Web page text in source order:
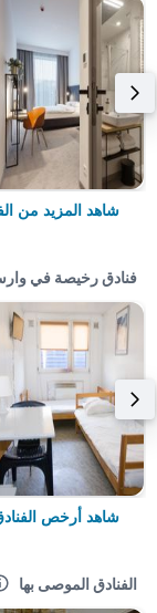
شاهد المزيد من
فنادق رخيصة في
شاهد أرخص
الفنادق الموصى بها